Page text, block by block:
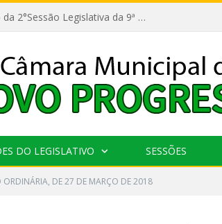
11ª Reunião Ordinária do 1° Período da 2°Sessão Legislativa da 9ª Legislatura do Poder Legislativo
DO LEGISLATIVO SESSÕES
ORDINÁRIA, DE 27 DE MARÇO DE 2018